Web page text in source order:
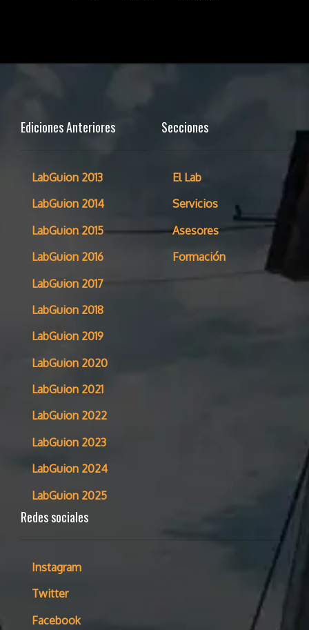
Ediciones Anteriores
LabGuion 2013
LabGuion 2014
LabGuion 2015
LabGuion 2016
LabGuion 2017
LabGuion 2018
LabGuion 2019
LabGuion 2020
LabGuion 2021
LabGuion 2022
LabGuion 2023
LabGuion 2024
LabGuion 2025
Secciones
El Lab
Servicios
Asesores
Formación
Redes sociales
Instagram
Twitter
Facebook